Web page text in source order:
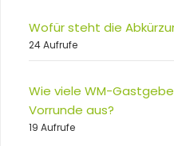
Wofür steht die
24 Aufrufe
Wie viele WM-
Vorrunde aus?
19 Aufrufe